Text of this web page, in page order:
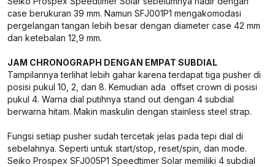
case berukuran 39 mm. Namun SFJ001P1 mengakomodasi
pergelangan tangan lebih besar dengan diameter case 42 mm
dan ketebalan 12,9 mm.
JAM CHRONOGRAPH DENGAN EMPAT SUBDIAL
Tampilannya terlihat lebih gahar karena terdapat tiga pusher di
posisi pukul 10, 2, dan 8. Kemudian ada offset crown di posisi
pukul 4. Warna dial putihnya stand out dengan 4 subdial
berwarna hitam. Makin maskulin dengan stainless steel strap.
Fungsi setiap pusher sudah tercetak jelas pada tepi dial di
sebelahnya. Seperti untuk start/stop, reset/spin, dan mode.
Seiko Prospex SFJ005P1 Speedtimer Solar memiliki 4 subdial